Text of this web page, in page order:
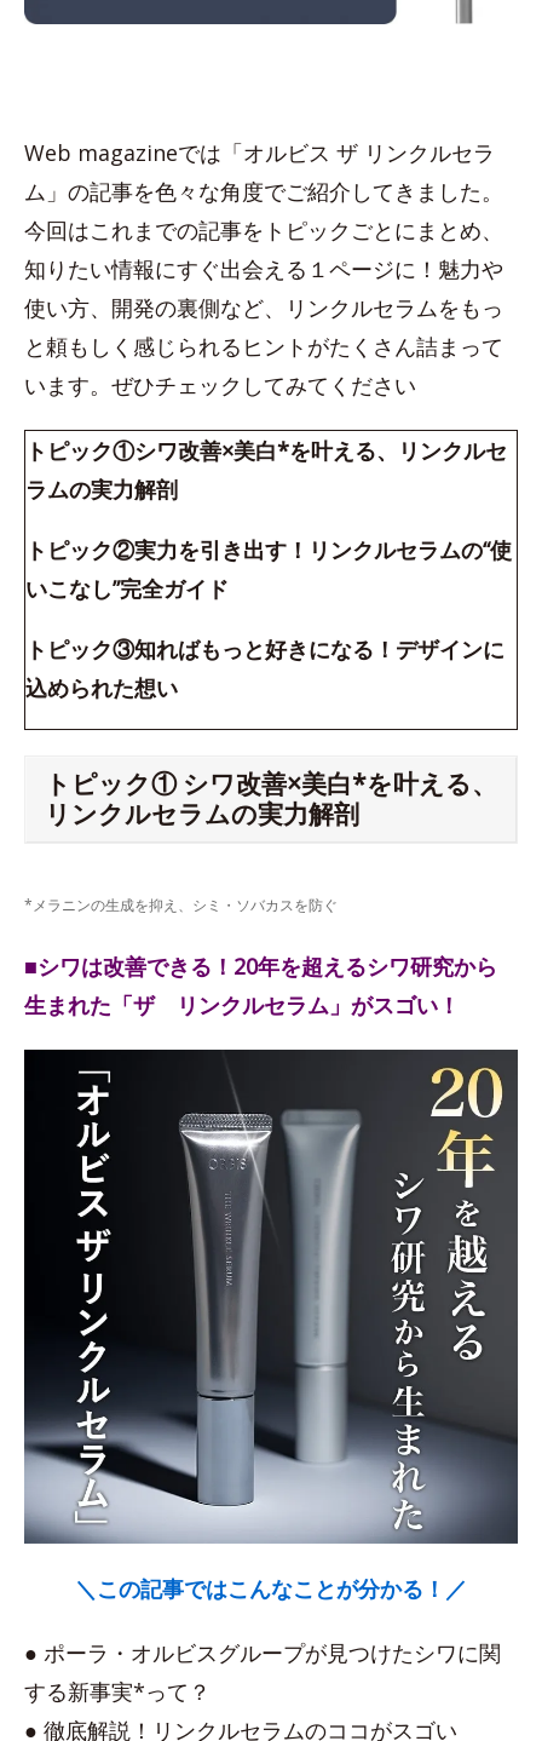
Web magazineでは「オルビス ザ リンクルセラ
ム」の記事を色々な角度でご紹介してきました。
今回はこれまでの記事をトピックごとにまとめ、
知りたい情報にすぐ出会える１ページに！魅力や
使い方、開発の裏側など、リンクルセラムをもっ
と頼もしく感じられるヒントがたくさん詰まって
います。ぜひチェックしてみてください
トピック①シワ改善×美白*を叶える、リンクルセ
ラムの実力解剖
トピック②実力を引き出す！リンクルセラムの“使
いこなし”完全ガイド
トピック③知ればもっと好きになる！デザインに
込められた想い
トピック① シワ改善×美白*を叶える、
リンクルセラムの実力解剖
*メラニンの生成を抑え、シミ・ソバカスを防ぐ
■シワは改善できる！20年を超えるシワ研究から
生まれた「ザ リンクルセラム」がスゴい！
＼この記事ではこんなことが分かる！／
● ポーラ・オルビスグループが見つけたシワに関
する新事実*って？
● 徹底解説！リンクルセラムのココがスゴい